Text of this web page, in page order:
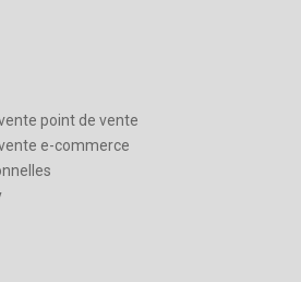
point de vente
e-commerce